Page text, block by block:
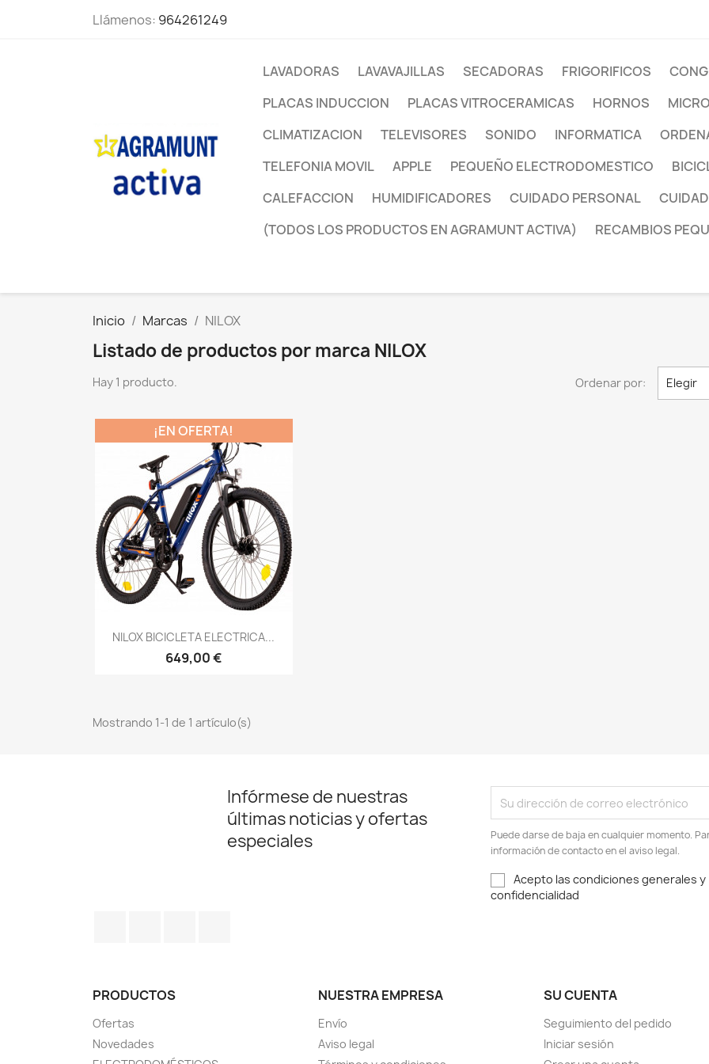
Llámenos: 964261249
LAVADORAS LAVAVAJILLAS SECADORAS FRIGORIFICOS
PLACAS INDUCCION
PLACAS VITROCERAMICAS HORNOS
CLIMATIZACION
TELEVISORES SONIDO INFORMATICA
TELEFONIA MOVIL
APPLE PEQUEÑO ELECTRODOMESTICO
CALEFACCION
HUMIDIFICADORES CUIDADO PERSONAL
(TODOS LOS PRODUCTOS EN AGRAMUNT ACTIVA)
RECAMBIOS
Inicio Marcas NILOX
Listado de productos por marca NILOX
Hay 1 producto. Ordenar por: Elegir
Vista rápida
NILOX BICICLETA ELECTRICA...
649,00 €
¡EN OFERTA!
Mostrando 1-1 de 1 artículo(s)
Infórmese de nuestras
últimas noticias y ofertas
especiales
Puede darse de baja en cualquier momento.
información de contacto en el aviso legal.
Acepto las condiciones generales y
confidencialidad
PRODUCTOS
Ofertas
Novedades
NUESTRA EMPRESA
Envío
Aviso legal
SU CUENTA
Seguimiento del pedido
Iniciar sesión